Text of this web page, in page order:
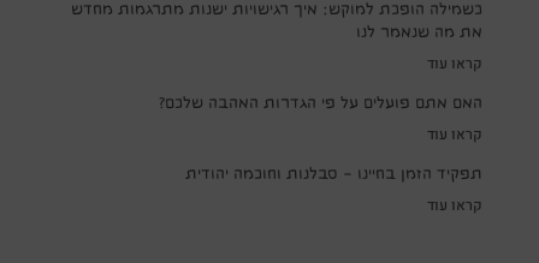
כשמילה הופכת למוקש: איך רגישויות ישנות מתרגמות מחדש
את מה שנאמר לנו
קראו עוד
האם אתם פועלים על פי הגדרות האהבה שלכם?
קראו עוד
תפקיד הזמן בחיינו – סבלנות וחוכמה יהודית
קראו עוד